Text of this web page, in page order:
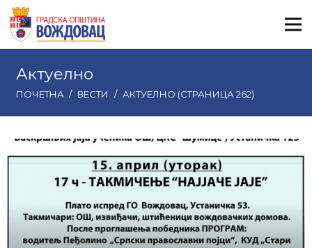
Актуелно
ПОЧЕТНА / ВЕСТИ / АКТУЕЛНО (СТРАНИЦА 262)